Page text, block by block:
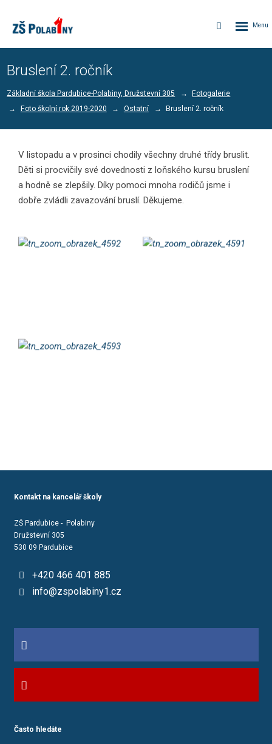
Vyhledávání
Bruslení 2. ročník
Základní škola Pardubice-Polabiny, Družstevní 305
Fotogalerie
Foto školní rok 2019-2020
Ostatní Bruslení 2. ročník
V listopadu a v prosinci chodily všechny druhé třídy bruslit.
Děti si procvičily své dovednosti z loňského kursu bruslení
a hodně se zlepšily. Díky pomoci mnoha rodičů jsme i
dobře zvládli zavazování bruslí. Děkujeme.
Kontakt na kancelář školy
ZŠ Pardubice - Polabiny
Družstevní 305
530 09 Pardubice
+420 466 401 885
info@zspolabiny1.cz
Často hledáte